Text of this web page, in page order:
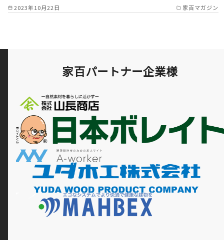
2023年10月22日 家百マガジン
家百パートナー企業様